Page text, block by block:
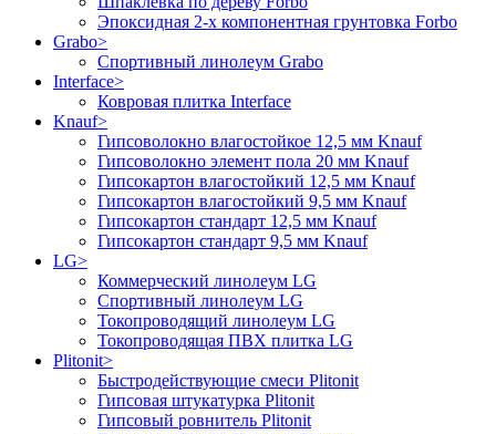
Эпоксидная 2-х компонентная грунтовка Forbo
Grabo>
Спортивный линолеум Grabo
Interface>
Ковровая плитка Interface
Knauf>
Гипсоволокно влагостойкое 12,5 мм Knauf
Гипсоволокно элемент пола 20 мм Knauf
Гипсокартон влагостойкий 12,5 мм Knauf
Гипсокартон влагостойкий 9,5 мм Knauf
Гипсокартон стандарт 12,5 мм Knauf
Гипсокартон стандарт 9,5 мм Knauf
LG>
Коммерческий линолеум LG
Спортивный линолеум LG
Токопроводящий линолеум LG
Токопроводящая ПВХ плитка LG
Plitonit>
Быстродействующие смеси Plitonit
Гипсовая штукатурка Plitonit
Гипсовый ровнитель Plitonit